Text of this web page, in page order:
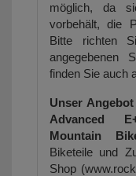
möglich, da
vorbehält, die
Bitte richten
angegebenen
finden Sie auch
Unser
Advanced
Mountain
Biketeile und
Shop